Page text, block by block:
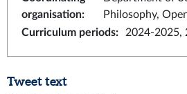
organisation:
Philosophy,
Curriculum periods: 2024-2025,
Tweet text